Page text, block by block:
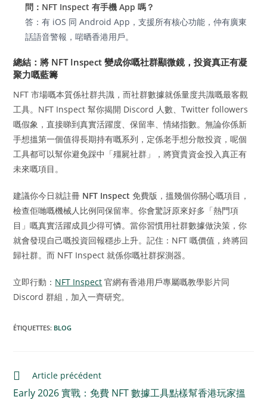
問：NFT Inspect 有手機 App 嗎？
答：有 iOS 同 Android App，支援所有核心功能，仲有廣東
話語音警報，啱晒香港用戶。
總結：將 NFT Inspect 變成你嘅社群顯微鏡，投資真正有凝
聚力嘅藍籌
NFT 市場嘅本質係社群共識，而社群數據就係量度共識嘅最客觀
工具。NFT Inspect 幫你揭開 Discord 人數、Twitter followers
嘅假象，直接睇到真實活躍度、保留率、情緒指數。無論你係新
手想搵第一個值得長期持有嘅系列，定係老手想分散投資，呢個
工具都可以幫你避免踩中「殭屍社群」，將寶貴資金投入真正有
未來嘅項目。
建議你今日就註冊 NFT Inspect 免費版，搵幾個你關心嘅項目，
檢查佢哋嘅機械人比例同保留率。你會驚訝原來好多「熱門項
目」嘅真實活躍成員少得可憐。當你習慣用社群數據做決策，你
就會發現自己嘅投資回報穩步上升。記住：NFT 嘅價值，終將回
歸社群。而 NFT Inspect 就係你嘅社群探測器。
立即行動： NFT Inspect 官網有香港用戶專屬嘅教學影片同
Discord 群組，加入一齊研究。
ÉTIQUETTES: BLOG
Article précédent
Early 2026 實戰：免費 NFT 數據工具點樣幫香港玩家搵